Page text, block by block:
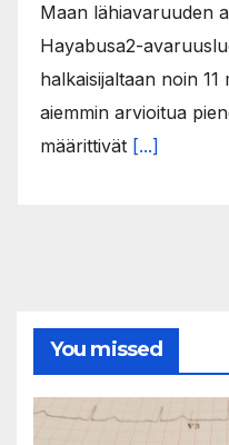
Maan lähiavaruuden
Hayabusa2-
halkaisijaltaan noin
aiemmin arvioitua
määrittivät [...]
You missed